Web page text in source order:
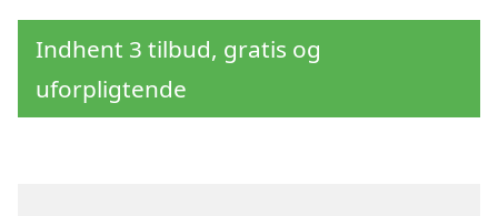
Indhent 3 tilbud, gratis og
uforpligtende